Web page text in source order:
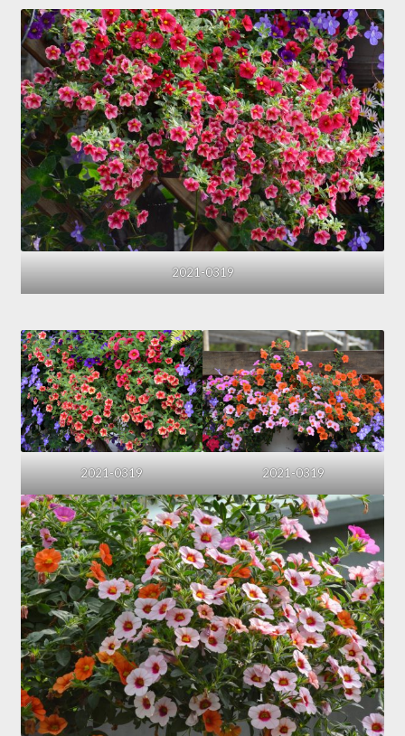
2021-0319
2021-0319 2021-0319